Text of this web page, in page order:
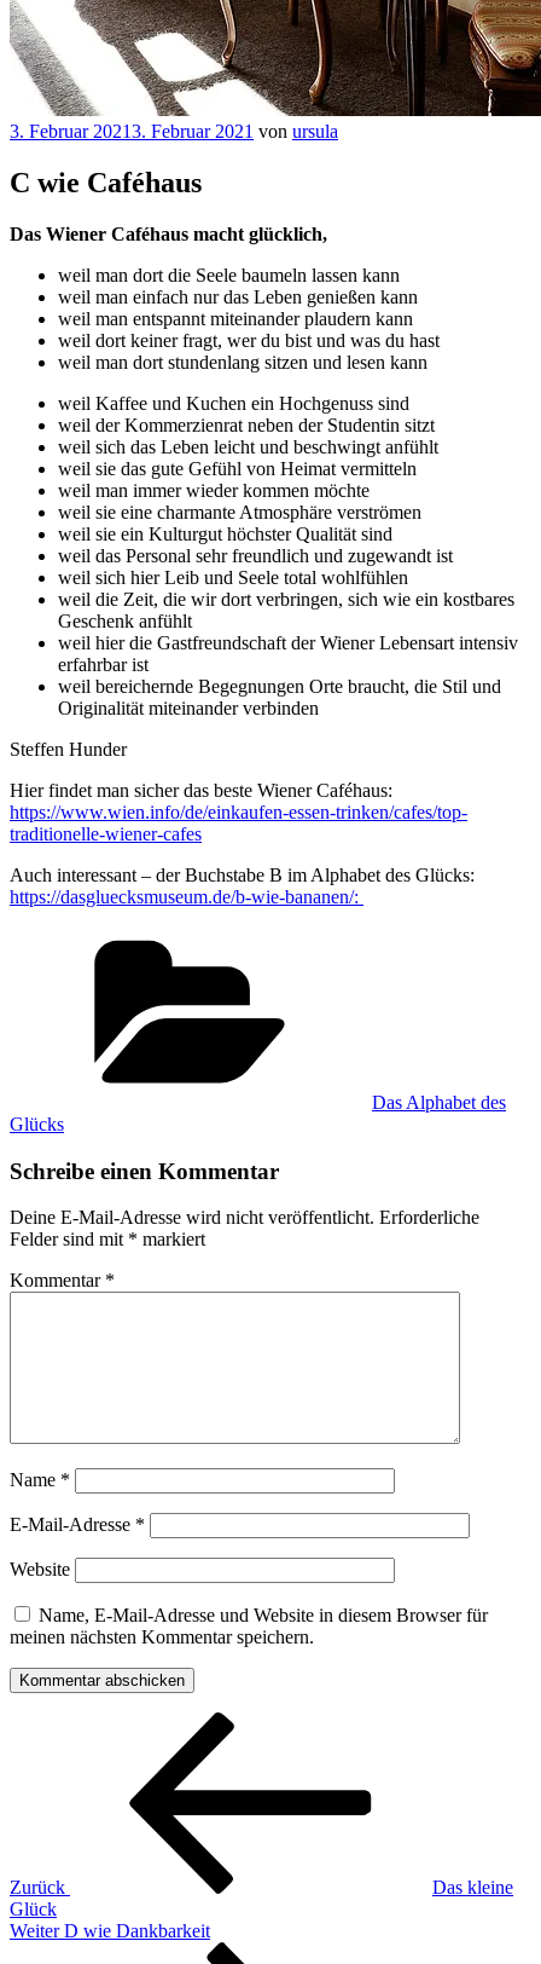
Veröffentlicht
3. Februar 20213. Februar 2021 von ursula
C wie Caféhaus
Das Wiener Caféhaus macht glücklich,
weil man dort die Seele baumeln lassen kann
weil man einfach nur das Leben genießen kann
weil man entspannt miteinander plaudern kann
weil dort keiner fragt, wer du bist und was du hast
weil man dort stundenlang sitzen und lesen kann
weil Kaffee und Kuchen ein Hochgenuss sind
weil der Kommerzienrat neben der Studentin sitzt
weil sich das Leben leicht und beschwingt anfühlt
weil sie das gute Gefühl von Heimat vermitteln
weil man immer wieder kommen möchte
weil sie eine charmante Atmosphäre verströmen
weil sie ein Kulturgut höchster Qualität sind
weil das Personal sehr freundlich und zugewandt ist
weil sich hier Leib und Seele total wohlfühlen
weil die Zeit, die wir dort verbringen, sich wie ein kostbares
Geschenk anfühlt
weil hier die Gastfreundschaft der Wiener Lebensart intensiv
erfahrbar ist
weil bereichernde Begegnungen Orte braucht, die Stil und
Originalität miteinander verbinden
Steffen Hunder
Hier findet man sicher das beste Wiener Caféhaus:
https://www.wien.info/de/einkaufen-essen-trinken/cafes/top-
traditionelle-wiener-cafes
Auch interessant – der Buchstabe B im Alphabet des Glücks:
https://dasgluecksmuseum.de/b-wie-bananen/:
Das Alphabet des
Glücks
Schreibe einen Kommentar
Deine E-Mail-Adresse wird nicht veröffentlicht. Erforderliche
Felder sind mit * markiert
Kommentar *
Name *
E-Mail-Adresse *
Website
Name, E-Mail-Adresse und Website in diesem Browser für
meinen nächsten Kommentar speichern.
Beitragsnavigation
Zurück
Das kleine
Glück
Nächster
Weiter D wie Dankbarkeit